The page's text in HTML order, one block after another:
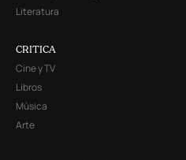
Literatura
CRITICA
Cine y TV
Libros
Música
Arte